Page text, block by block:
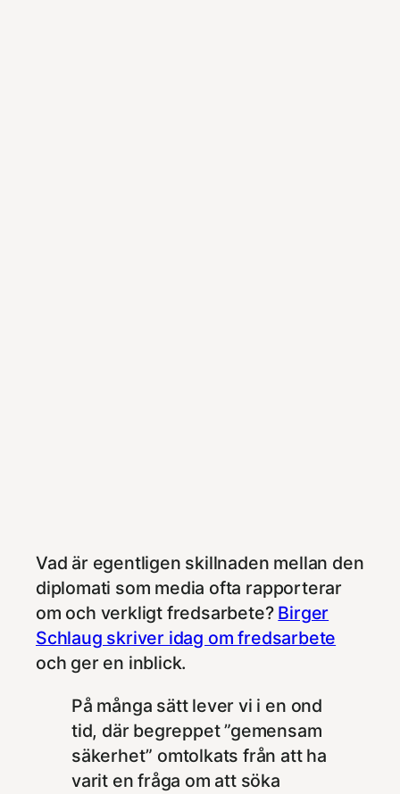
Vad är egentligen skillnaden mellan den
diplomati som media ofta rapporterar
om och verkligt fredsarbete? Birger
Schlaug skriver idag om fredsarbete
och ger en inblick.
På många sätt lever vi i en ond
tid, där begreppet ”gemensam
säkerhet” omtolkats från att ha
varit en fråga om att söka